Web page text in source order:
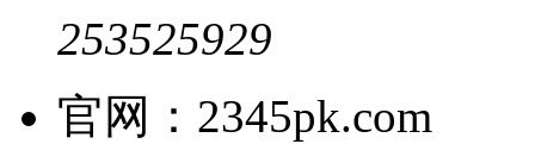
253525929
官网：2345pk.com